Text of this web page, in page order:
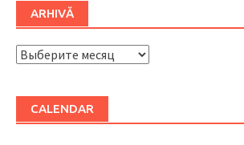
ARHIVĂ
ARHIVĂ
CALENDAR